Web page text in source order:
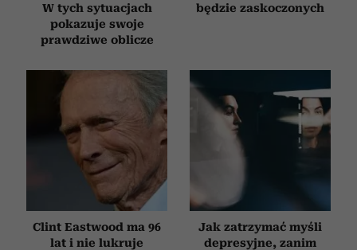
W tych sytuacjach
pokazuje swoje
prawdziwe oblicze
będzie zaskoczonych
Clint Eastwood ma 96
lat i nie lukruje
Jak zatrzymać myśli
depresyjne, zanim